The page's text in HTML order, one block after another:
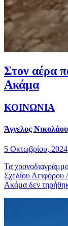
Στον αέρα
Ακάµα
ΚΟΙΝΩΝΙΑ
Άγγελος Νικολάου
5 Οκτωβρίου, 2024
Τα
Σχεδίου
Ακάμα δεν